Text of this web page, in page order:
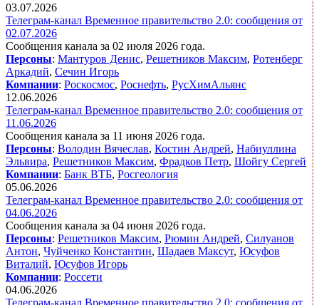
03.07.2026
Телеграм-канал Временное правительство 2.0: сообщения от
02.07.2026
Сообщения канала за 02 июля 2026 года.
Персоны: Мантуров Денис, Решетников Максим, Ротенберг
Аркадий, Сечин Игорь
Компании: Роскосмос, Роснефть, РусХимАльянс
12.06.2026
Телеграм-канал Временное правительство 2.0: сообщения от
11.06.2026
Сообщения канала за 11 июня 2026 года.
Персоны: Володин Вячеслав, Костин Андрей, Набиуллина
Эльвира, Решетников Максим, Фрадков Петр, Шойгу Сергей
Компании: Банк ВТБ, Росгеология
05.06.2026
Телеграм-канал Временное правительство 2.0: сообщения от
04.06.2026
Сообщения канала за 04 июня 2026 года.
Персоны: Решетников Максим, Рюмин Андрей, Силуанов
Антон, Чуйченко Константин, Шадаев Максут, Юсуфов
Виталий, Юсуфов Игорь
Компании: Россети
04.06.2026
Телеграм-канал Временное правительство 2.0: сообщения от